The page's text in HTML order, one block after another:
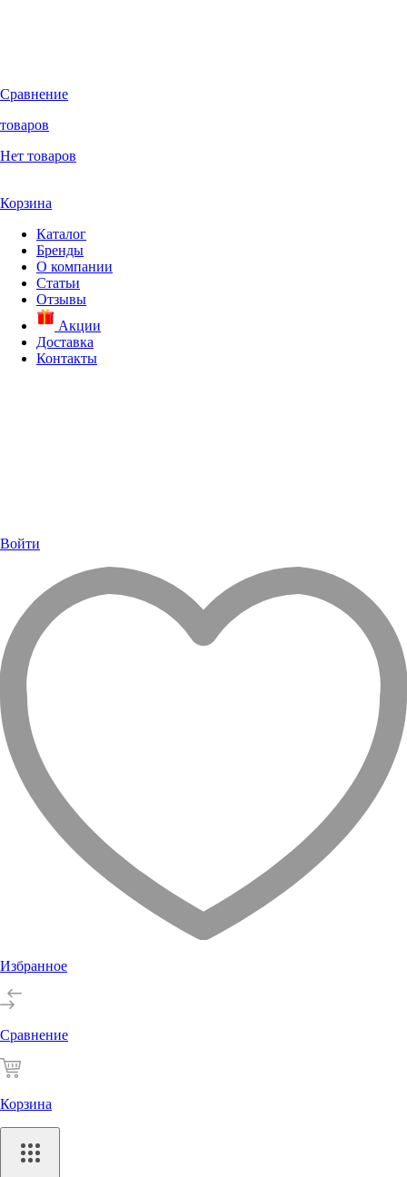
Сравнение
товаров
Нет товаров
Корзина
Каталог
Бренды
О компании
Статьи
Отзывы
Акции
Доставка
Контакты
Войти
Избранное
Сравнение
Корзина